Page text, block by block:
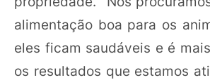
alimentação boa para os
eles ficam saudáveis e é
os resultados que estamos